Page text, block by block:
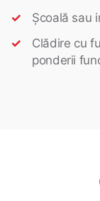
Școală sau
Clădire cu
ponderii